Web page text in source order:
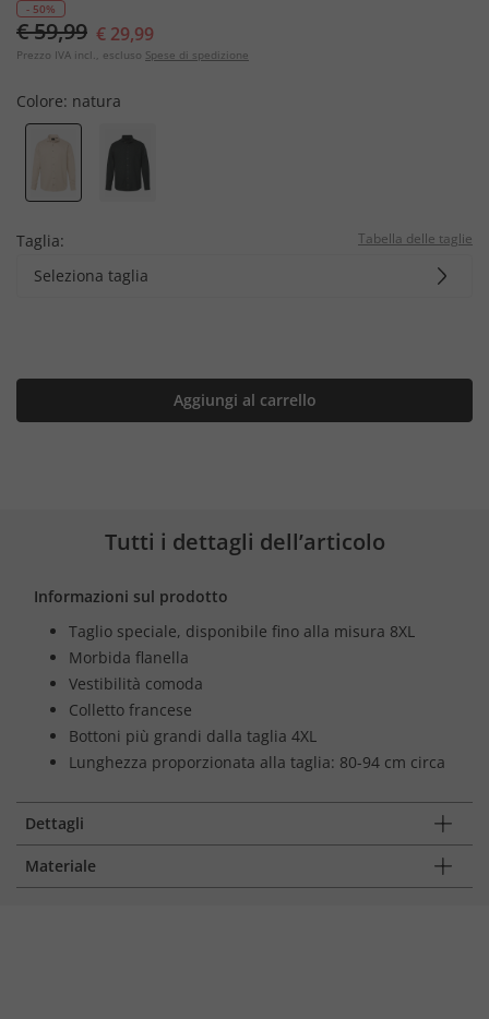
- 50%
€ 59,99 € 29,99
Prezzo IVA incl., escluso Spese di spedizione
Colore: natura
Taglia: Tabella delle taglie
Seleziona taglia
Aggiungi al carrello
Tutti i dettagli dell’articolo
Informazioni sul prodotto
Taglio speciale, disponibile fino alla misura 8XL
Morbida flanella
Vestibilità comoda
Colletto francese
Bottoni più grandi dalla taglia 4XL
Lunghezza proporzionata alla taglia: 80-94 cm circa
Dettagli
Materiale